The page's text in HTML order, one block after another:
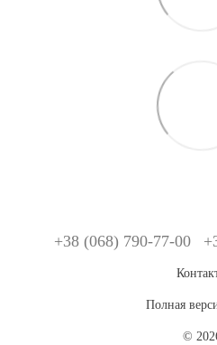
+38 (068) 790-77-00
Полная
©